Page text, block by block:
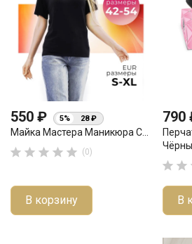
550 ₽ 5% 28 ₽
Майка Мастера Маникюра С...
     (0)
В корзину
790
 
В